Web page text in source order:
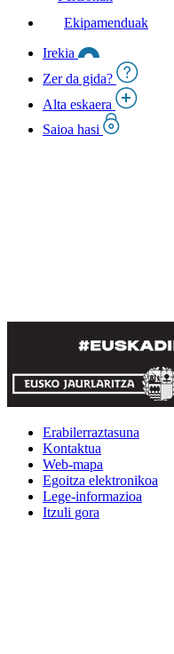
Ekipamenduak
Irekia
Zer da gida?
Alta eskaera
Saioa hasi
Erabilerraztasuna
Kontaktua
Web-mapa
Egoitza elektronikoa
Lege-informazioa
Itzuli gora